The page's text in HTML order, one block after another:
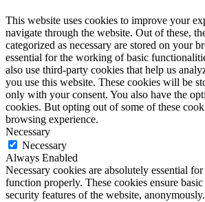
This website uses cookies to improve your
navigate through the website. Out of these,
categorized as necessary are stored on your
essential for the working of basic
also use third-party cookies that help us
you use this website. These cookies will be
only with your consent. You also have the
cookies. But opting out of some of these
browsing experience.
Necessary
Necessary
Always Enabled
Necessary cookies are absolutely essential
function properly. These cookies ensure
security features of the website, anonymously.